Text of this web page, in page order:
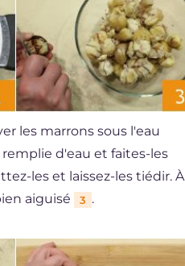
les marrons sous l'eau
d'eau et faites-les
les et laissez-les tiédir. À
aiguisé
3 .